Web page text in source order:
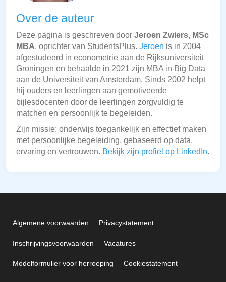
Over de auteur
Deze pagina is geschreven door Jeroen Zwiers, MSc
MBA, oprichter van StudentsPlus. Jeroen is in 2004
afgestudeerd in econometrie aan de Rijksuniversiteit
Groningen en behaalde in 2021 zijn MBA in Big Data
aan de Universiteit van Amsterdam. Sinds 2002 helpt
hij ouders en leerlingen aan gemotiveerde
bijlesdocenten door de leerlingen zorgvuldig te
matchen en persoonlijk te begeleiden.
Zijn missie: onderwijs toegankelijk en effectief maken
met persoonlijke begeleiding, gebaseerd op data,
ervaring en vertrouwen. Bekijk zijn profiel op LinkedIn.
Algemene voorwaarden Privacystatement
Inschrijvingsvoorwaarden Vacatures
Modelformulier voor herroeping Cookiestatement